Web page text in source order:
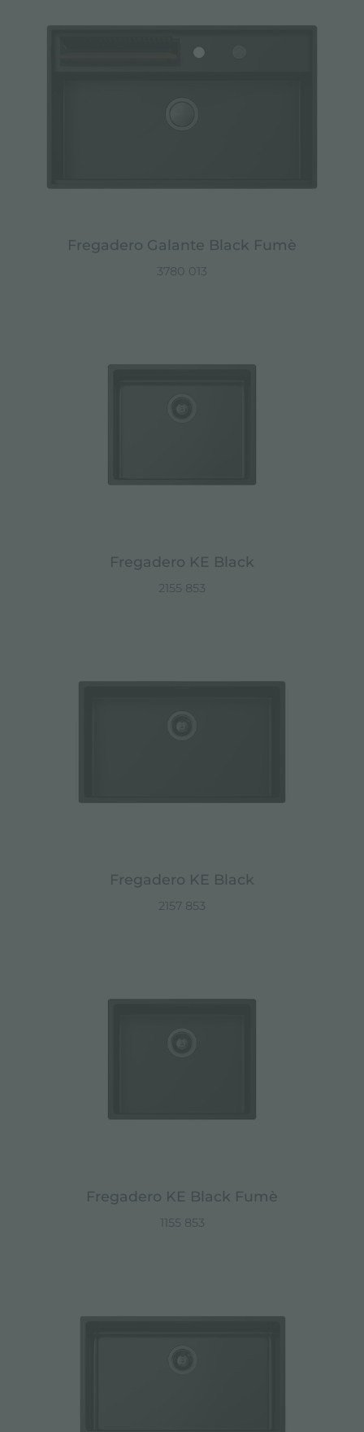
Fregadero Galante Black Fumè
3780 013
Fregadero KE Black
2155 853
Fregadero KE Black
2157 853
Fregadero KE Black Fumè
1155 853